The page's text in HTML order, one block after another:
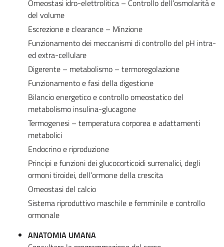
Omeostasi idro-elettrolitica – Controllo dell’osmolarità e
del volume
Escrezione e clearance – Minzione
Funzionamento dei meccanismi di controllo del pH intra-
ed extra-cellulare
Digerente – metabolismo – termoregolazione
Funzionamento e fasi della digestione
Bilancio energetico e controllo omeostatico del
metabolismo insulina-glucagone
Termogenesi – temperatura corporea e adattamenti
metabolici
Endocrino e riproduzione
Principi e funzioni dei glucocorticoidi surrenalici, degli
ormoni tiroidei, dell’ormone della crescita
Omeostasi del calcio
Sistema riproduttivo maschile e femminile e controllo
ormonale
ANATOMIA UMANA